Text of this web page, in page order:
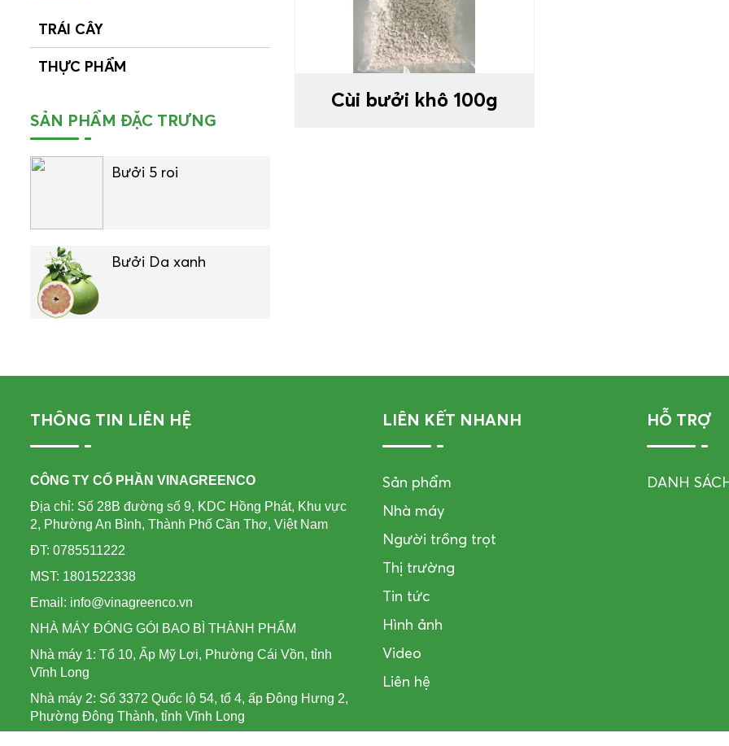
TRÁI CÂY
THỰC PHẨM
SẢN PHẨM ĐẶC TRƯNG
Bưởi 5 roi
Bưởi Da xanh
Cùi bưởi khô 100g
THÔNG TIN LIÊN HỆ
CÔNG TY CỔ PHẦN VINAGREENCO
Địa chỉ: Số 28B đường số 9, KDC Hồng Phát, Khu vực
2, Phường An Bình, Thành Phố Cần Thơ, Việt Nam
ĐT: 0785511222
MST: 1801522338
Email: info@vinagreenco.vn
NHÀ MÁY ĐÓNG GÓI BAO BÌ THÀNH PHẨM
Nhà máy 1: Tổ 10, Ấp Mỹ Lợi, Phường Cái Vồn, tỉnh
Vĩnh Long
Nhà máy 2: Số 3372 Quốc lộ 54, tổ 4, ấp Đông Hưng 2,
Phường Đông Thành, tỉnh Vĩnh Long
LIÊN KẾT NHANH
Sản phẩm
Nhà máy
Người trồng trọt
Thị trường
Tin tức
Hình ảnh
Video
Liên hệ
HỖ TRỢ
DANH